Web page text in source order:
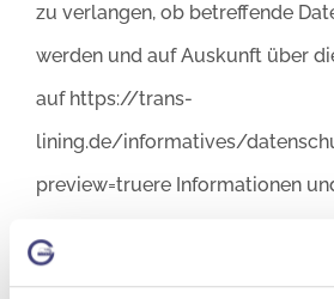
zu verlangen, ob betreffende
werden und auf Auskunft über
auf https://trans-
lining.de/informatives/
preview=truere Informationen